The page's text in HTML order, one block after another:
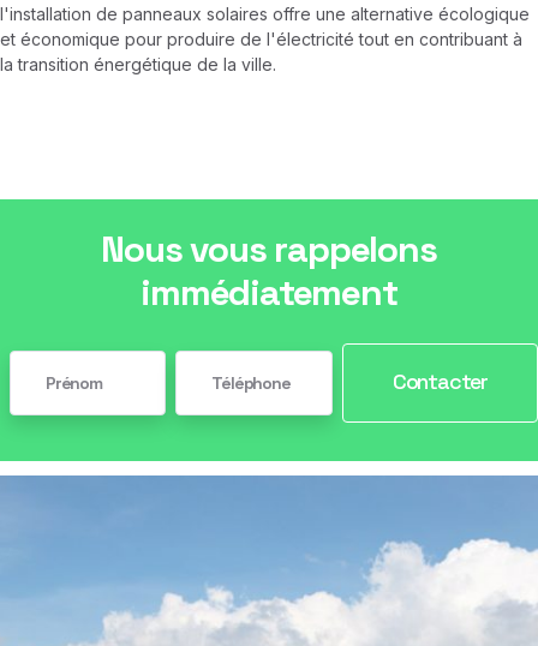
l'installation de panneaux solaires offre une alternative écologique
et économique pour produire de l'électricité tout en contribuant à
la transition énergétique de la ville.
Nous vous rappelons
immédiatement
Contacter